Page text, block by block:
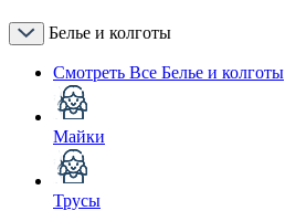
Белье и колготы
Смотреть Все Белье и колготы
Майки
Трусы